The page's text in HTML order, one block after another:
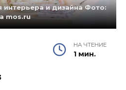
интерьера и дизайна Фото:
mos.ru
НА ЧТЕНИЕ
1 мин.